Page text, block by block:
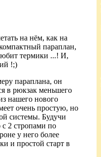
на нём, как на
параплан,
термики ...! И,
!;)
параплана, он
в рюкзак меньшего
нашего нового
очень простую, но
системы. Будучи
с 2 стропами по
у него более
и простой старт в